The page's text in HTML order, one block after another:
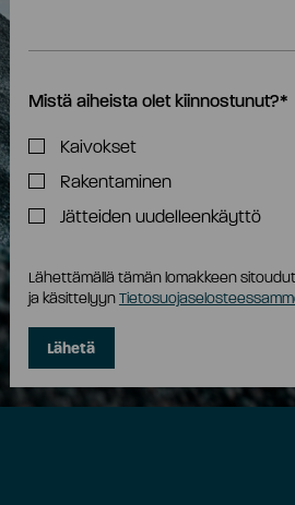
Mistä aiheista olet kiinnostunut?*
Kaivokset
Rakentaminen
Jätteiden uudelleenkäyttö
Lähettämällä tämän lomakkeen
ja käsittelyyn